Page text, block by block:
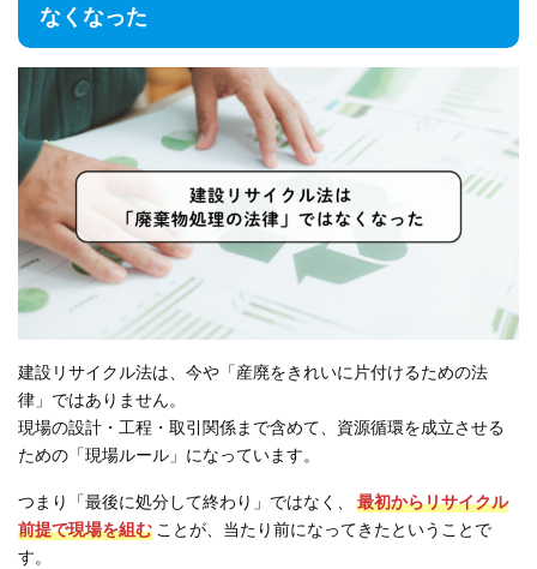
なくなった
建設リサイクル法は、今や「産廃をきれいに片付けるための法
律」ではありません。
現場の設計・工程・取引関係まで含めて、資源循環を成立させる
ための「現場ルール」になっています。
つまり「最後に処分して終わり」ではなく、
最初からリサイクル
前提で現場を組む ことが、当たり前になってきたということで
す。